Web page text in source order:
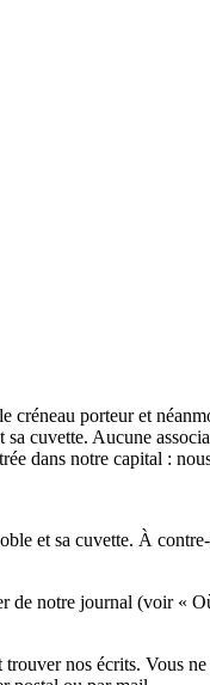
créneau porteur et
cuvette. Aucune
dans notre capital :
et sa cuvette. À
de notre journal (voir «
nos écrits. Vous